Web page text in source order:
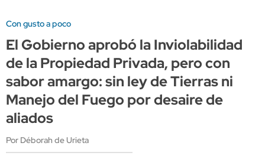
Con gusto a poco
El Gobierno aprobó la Inviolabilidad
de la Propiedad Privada, pero con
sabor amargo: sin ley de Tierras ni
Manejo del Fuego por desaire de
aliados
Por Déborah de Urieta